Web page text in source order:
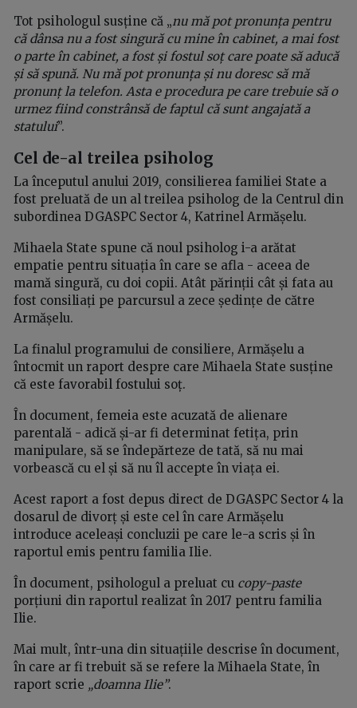
Tot psihologul susține că „nu mă pot pronunța pentru
că dânsa nu a fost singură cu mine în cabinet, a mai fost
o parte în cabinet, a fost și fostul soț care poate să aducă
și să spună. Nu mă pot pronunța și nu doresc să mă
pronunț la telefon. Asta e procedura pe care trebuie să o
urmez fiind constrânsă de faptul că sunt angajată a
statului”.
Cel de-al treilea psiholog
La începutul anului 2019, consilierea familiei State a
fost preluată de un al treilea psiholog de la Centrul din
subordinea DGASPC Sector 4, Katrinel Armășelu.
Mihaela State spune că noul psiholog i-a arătat
empatie pentru situația în care se afla - aceea de
mamă singură, cu doi copii. Atât părinții cât și fata au
fost consiliați pe parcursul a zece ședințe de către
Armășelu.
La finalul programului de consiliere, Armășelu a
întocmit un raport despre care Mihaela State susține
că este favorabil fostului soț.
În document, femeia este acuzată de alienare
parentală - adică și-ar fi determinat fetița, prin
manipulare, să se îndepărteze de tată, să nu mai
vorbească cu el și să nu îl accepte în viața ei.
Acest raport a fost depus direct de DGASPC Sector 4 la
dosarul de divorț și este cel în care Armășelu
introduce aceleași concluzii pe care le-a scris și în
raportul emis pentru familia Ilie.
În document, psihologul a preluat cu copy-paste
porțiuni din raportul realizat în 2017 pentru familia
Ilie.
Mai mult, într-una din situațiile descrise în document,
în care ar fi trebuit să se refere la Mihaela State, în
raport scrie „doamna Ilie”.